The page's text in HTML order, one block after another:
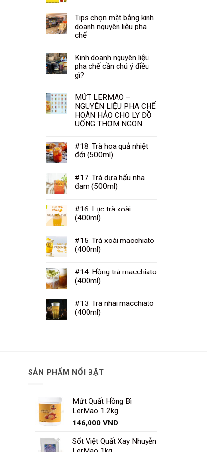
Tips chọn mặt bằng kinh
doanh nguyên liệu pha
chế
Kinh doanh nguyên liệu
pha chế cần chú ý điều
gì?
MỨT LERMAO –
NGUYÊN LIỆU PHA CHẾ
HOÀN HẢO CHO LY ĐỒ
UỐNG THƠM NGON
#18: Trà hoa quả nhiệt
đới (500ml)
#17: Trà dưa hấu nha
đam (500ml)
#16: Lục trà xoài
(400ml)
#15: Trà xoài macchiato
(400ml)
#14: Hồng trà macchiato
(400ml)
#13: Trà nhài macchiato
(400ml)
SẢN PHẨM NỔI BẬT
Mứt Quất Hồng Bì
LerMao 1.2kg
146,000 VND
Sốt Việt Quất Xay Nhuyễn